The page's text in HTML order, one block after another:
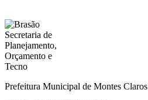
Prefeitura Municipal de Montes Claros